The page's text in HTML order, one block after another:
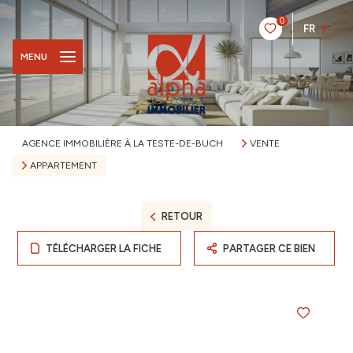
0
FR
MENU
AGENCE IMMOBILIÈRE À LA TESTE-DE-BUCH
VENTE
APPARTEMENT
RETOUR
TÉLÉCHARGER LA FICHE PARTAGER CE BIEN